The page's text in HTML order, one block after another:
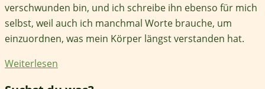
verschwunden bin, und ich schreibe ihn ebenso für mich
selbst, weil auch ich manchmal Worte brauche, um
einzuordnen, was mein Körper längst verstanden hat.
Weiterlesen